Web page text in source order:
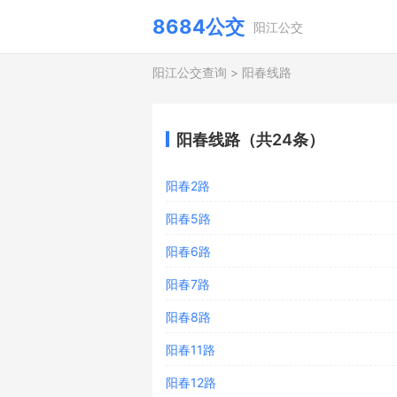
8684公交 阳江公交
阳江公交查询 > 阳春线路
阳春线路（共24条）
阳春2路
阳春5路
阳春6路
阳春7路
阳春8路
阳春11路
阳春12路